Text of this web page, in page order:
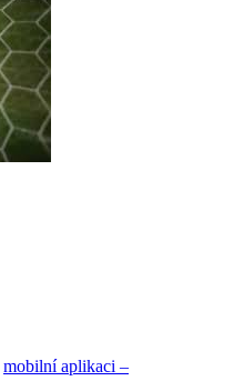
mobilní aplikaci –